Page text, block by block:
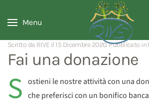
Menu
Scritto da RIVE il 15 Dicembre 2020. Pubblicato in
Fai una donazione
S ostieni le nostre attività con una
che preferisci con un bonifico